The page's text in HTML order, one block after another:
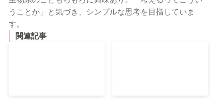
うことか」と気づき、シンプルな思考を目指していま
す。
関連記事